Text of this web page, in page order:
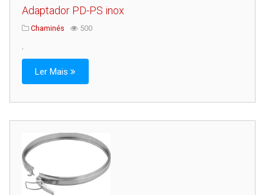
Adaptador PD-PS inox
Chaminés 500
Ler Mais